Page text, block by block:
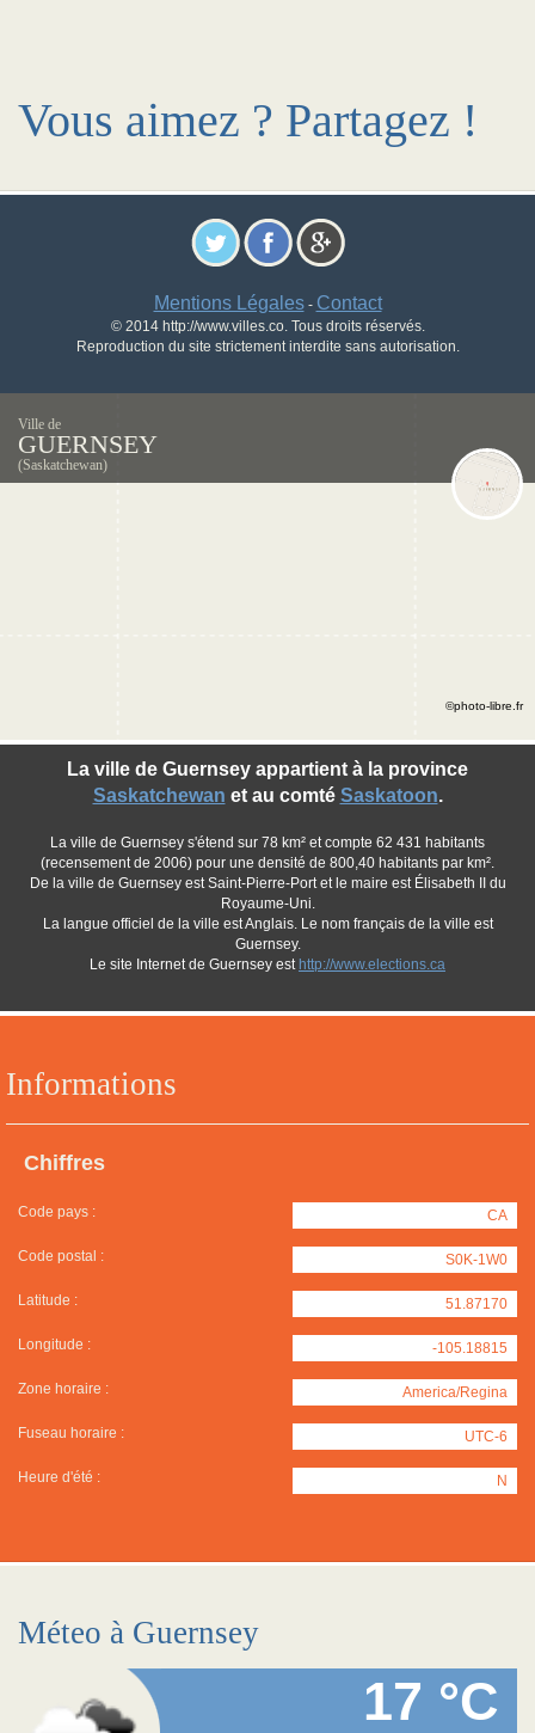
Vous aimez ? Partagez !
Mentions Légales- Contact
© 2014 http://www.villes.co. Tous droits réservés.
Reproduction du site strictement interdite sans autorisation.
Ville de
GUERNSEY
(Saskatchewan)
Informations
Chiffres
Code pays : CA
Code postal : S0K-1W0
Latitude : 51.87170
Longitude : -105.18815
Zone horaire : America/Regina
Fuseau horaire : UTC-6
Heure d'été : N
La ville de Guernsey appartient à la province
Saskatchewan et au comté Saskatoon.
La ville de Guernsey s'étend sur 78 km² et compte 62 431 habitants
(recensement de 2006) pour une densité de 800,40 habitants par km².
De la ville de Guernsey est Saint-Pierre-Port et le maire est Élisabeth II du
Royaume-Uni.
La langue officiel de la ville est Anglais. Le nom français de la ville est
Guernsey.
Le site Internet de Guernsey est http://www.elections.ca
©photo-libre.fr
Méteo à Guernsey
17 °C